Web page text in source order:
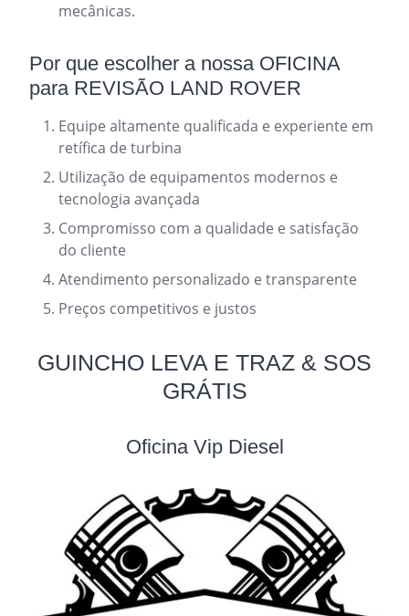
mecânicas.
Por que escolher a nossa OFICINA
para REVISÃO LAND ROVER
Equipe altamente qualificada e experiente em
retífica de turbina
Utilização de equipamentos modernos e
tecnologia avançada
Compromisso com a qualidade e satisfação
do cliente
Atendimento personalizado e transparente
Preços competitivos e justos
GUINCHO LEVA E TRAZ & SOS
GRÁTIS
Oficina Vip Diesel